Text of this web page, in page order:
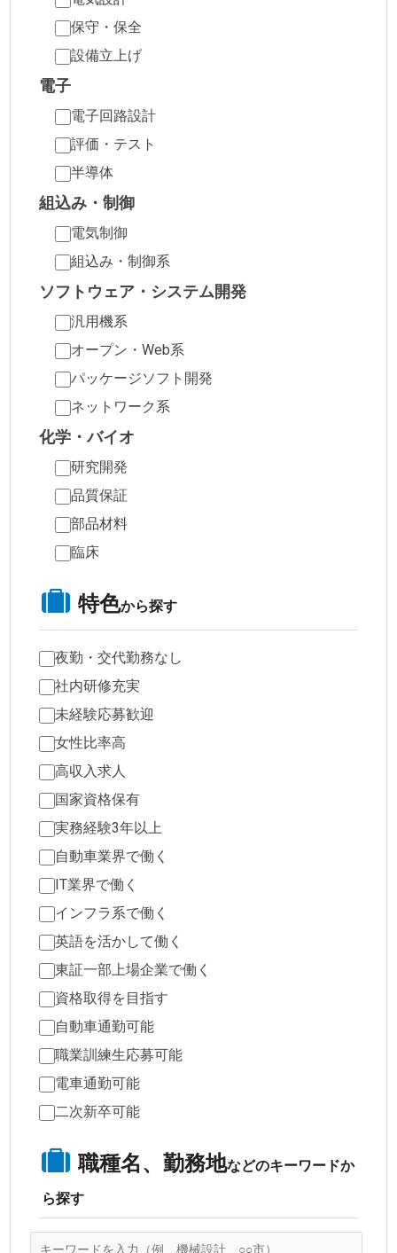
保守・保全
設備立上げ
電子
電子回路設計
評価・テスト
半導体
組込み・制御
電気制御
組込み・制御系
ソフトウェア・システム開発
汎用機系
オープン・Web系
パッケージソフト開発
ネットワーク系
化学・バイオ
研究開発
品質保証
部品材料
臨床
特色から探す
夜勤・交代勤務なし
社内研修充実
未経験応募歓迎
女性比率高
高収入求人
国家資格保有
実務経験3年以上
自動車業界で働く
IT業界で働く
インフラ系で働く
英語を活かして働く
東証一部上場企業で働く
資格取得を目指す
自動車通勤可能
職業訓練生応募可能
電車通勤可能
二次新卒可能
職種名、勤務地などのキーワードか
ら探す